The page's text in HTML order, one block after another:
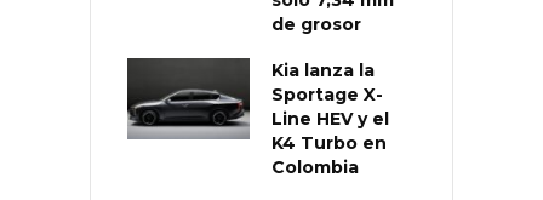
de grosor
Kia lanza la
Sportage X-
Line HEV y el
K4 Turbo en
Colombia